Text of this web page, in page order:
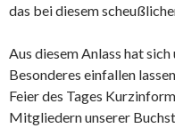
das bei diesem
Aus diesem Anlass hat
Besonderes einfallen
Feier des Tages
Mitgliedern unserer